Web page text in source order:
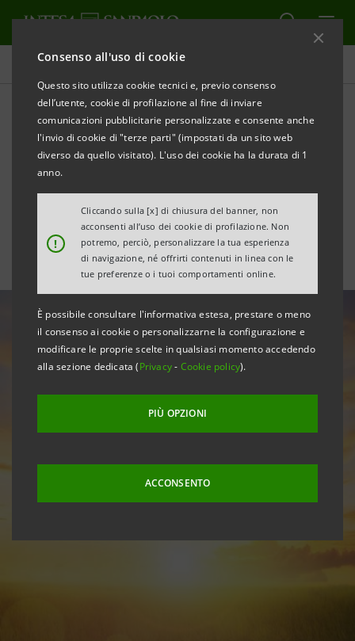
Consenso all'uso di cookie
Questo sito utilizza cookie tecnici e, previo consenso
dell’utente, cookie di profilazione al fine di inviare
comunicazioni pubblicitarie personalizzate e consente anche
l'invio di cookie di "terze parti" (impostati da un sito web
diverso da quello visitato). L'uso dei cookie ha la durata di 1
anno.
!
Cliccando sulla [x] di chiusura del banner, non
acconsenti all’uso dei cookie di profilazione. Non
potremo, perciò, personalizzare la tua esperienza
di navigazione, né offrirti contenuti in linea con le
tue preferenze o i tuoi comportamenti online.
È possibile consultare l'informativa estesa, prestare o meno
il consenso ai cookie o personalizzarne la configurazione e
modificare le proprie scelte in qualsiasi momento accedendo
alla sezione dedicata (Privacy- Cookie policy).
PIÙ OPZIONI
ACCONSENTO
Tutte le news
Energia: la fusione nucleare
rappresenta la principale
sfida del futuro